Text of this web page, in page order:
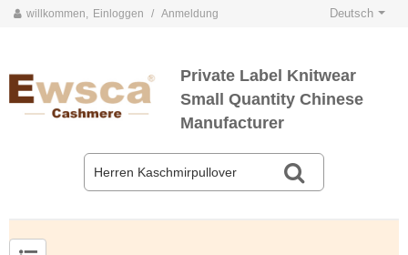
willkommen, Einloggen / Anmeldung Deutsch
Private Label Knitwear
Small Quantity Chinese
Manufacturer